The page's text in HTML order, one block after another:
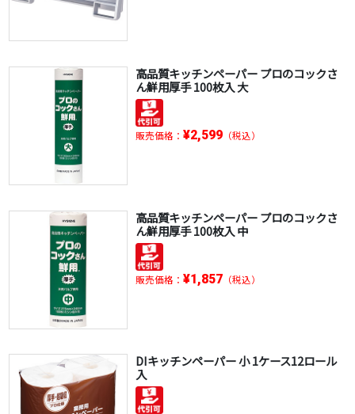
高品質キッチンペーパー プロのコックさ
ん鮮用厚手 100枚入 大
販売価格： ¥2,599（税込）
高品質キッチンペーパー プロのコックさ
ん鮮用厚手 100枚入 中
販売価格： ¥1,857（税込）
DIキッチンペーパー 小 1ケース12ロール
入